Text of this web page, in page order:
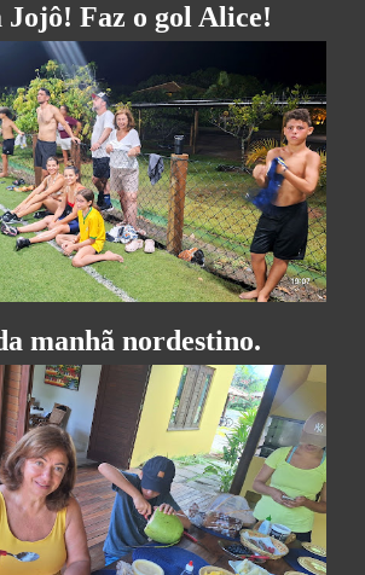
Faz o gol Alice!
manhã nordestino.